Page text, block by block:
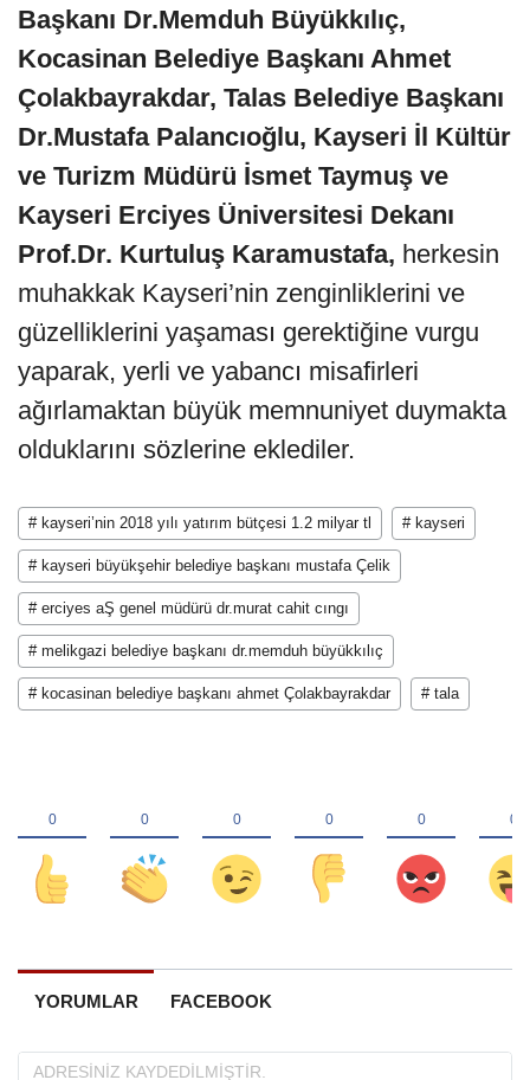
Başkanı Dr.Memduh Büyükkılıç,
Kocasinan Belediye Başkanı Ahmet
Çolakbayrakdar, Talas Belediye Başkanı
Dr.Mustafa Palancıoğlu, Kayseri İl Kültür
ve Turizm Müdürü İsmet Taymuş ve
Kayseri Erciyes Üniversitesi Dekanı
Prof.Dr. Kurtuluş Karamustafa, herkesin
muhakkak Kayseri’nin zenginliklerini ve
güzelliklerini yaşaması gerektiğine vurgu
yaparak, yerli ve yabancı misafirleri
ağırlamaktan büyük memnuniyet duymakta
olduklarını sözlerine eklediler.
# kayseri’nin 2018 yılı yatırım bütçesi 1.2 milyar tl # kayseri
# kayseri büyükşehir belediye başkanı mustafa Çelik
# erciyes aŞ genel müdürü dr.murat cahit cıngı
# melikgazi belediye başkanı dr.memduh büyükkılıç
# kocasinan belediye başkanı ahmet Çolakbayrakdar # tala
YORUMLAR FACEBOOK